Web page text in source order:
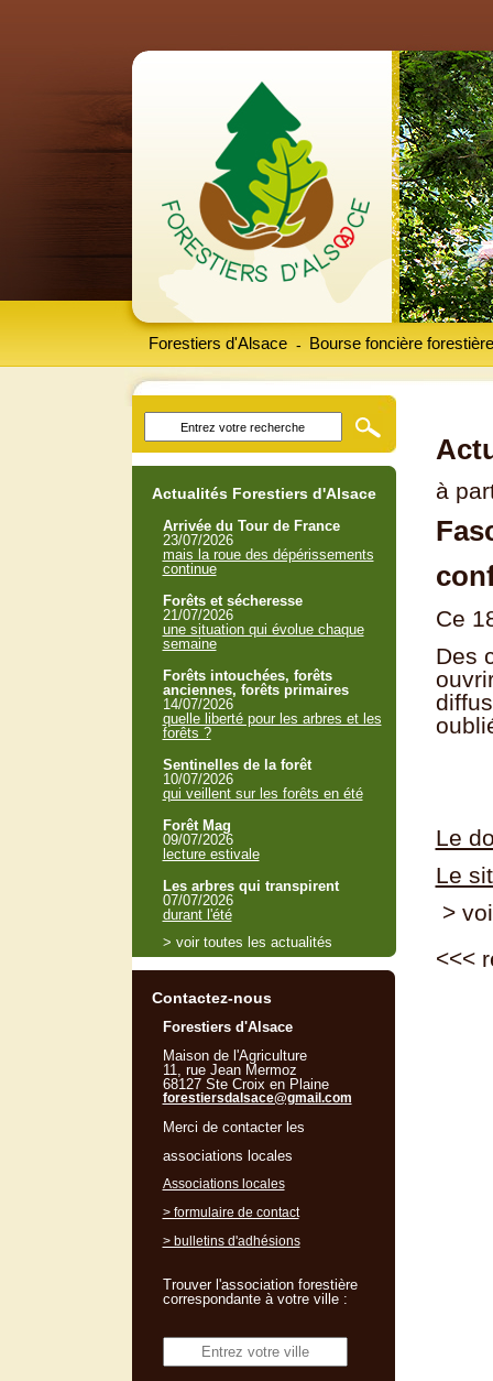
Forestiers d'Alsace Bourse foncière forestière
-
à
Ce
Des
Le
Le
>
<<<
Actualités Forestiers d'Alsace
Arrivée du Tour de France
23/07/2026
mais la roue des dépérissements
continue
Forêts et sécheresse
21/07/2026
une situation qui évolue chaque
semaine
Forêts intouchées, forêts
anciennes, forêts primaires
14/07/2026
quelle liberté pour les arbres et les
forêts ?
Sentinelles de la forêt
10/07/2026
qui veillent sur les forêts en été
Forêt Mag
09/07/2026
lecture estivale
Les arbres qui transpirent
07/07/2026
durant l'été
> voir toutes les actualités
Contactez-nous
Forestiers d'Alsace
Maison de l'Agriculture
11, rue Jean Mermoz
68127 Ste Croix en Plaine
forestiersdalsace@gmail.com
Merci de contacter les
associations locales
Associations locales
> formulaire de contact
> bulletins d'adhésions
Trouver l'association forestière
correspondante à votre ville :